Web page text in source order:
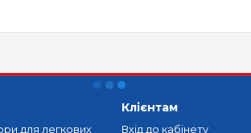
для легкових
Клієнтам
Вхід до кабінету